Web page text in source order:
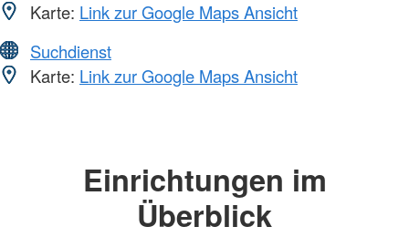
Karte: Link zur Google Maps Ansicht
Suchdienst
Karte: Link zur Google Maps Ansicht
Einrichtungen im
Überblick